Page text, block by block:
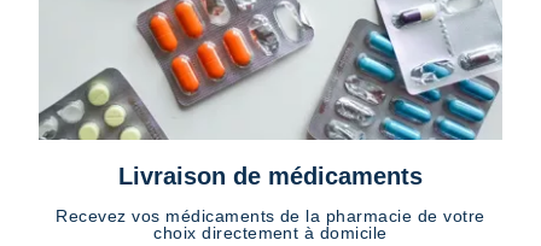
Livraison de médicaments
Recevez vos médicaments de la pharmacie de votre
choix directement à domicile